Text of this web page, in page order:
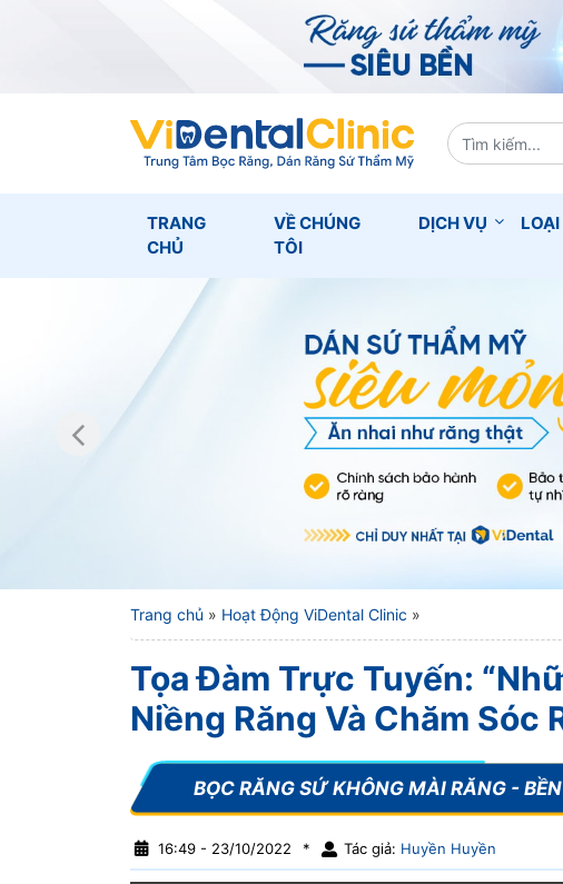
TRANG
CHỦ
VỀ CHÚNG
TÔI
DỊCH VỤ
Trang chủ » Hoạt Động ViDental Clinic »
Tọa Đàm Trực Tuyến:
Niềng Răng Và Chăm Sóc
16:49 - 23/10/2022 * Tác giả: Huyền Huyền